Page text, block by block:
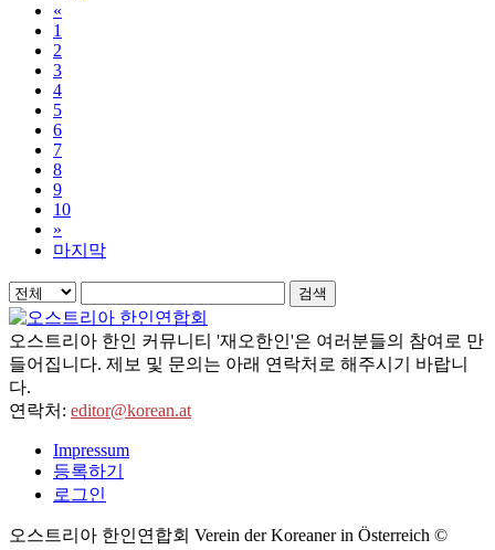
«
1
2
3
4
5
6
7
8
9
10
»
마지막
검색
오스트리아 한인 커뮤니티 '재오한인'은 여러분들의 참여로 만
들어집니다. 제보 및 문의는 아래 연락처로 해주시기 바랍니
다.
연락처: editor@korean.at
Impressum
등록하기
로그인
오스트리아 한인연합회 Verein der Koreaner in Österreich ©